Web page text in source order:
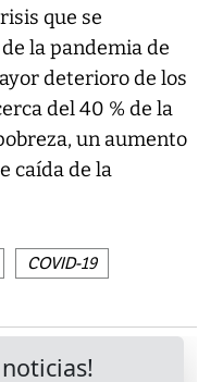
que se
la pandemia de
deterioro de los
del 40 % de la
un aumento
caída de la
COVID-19